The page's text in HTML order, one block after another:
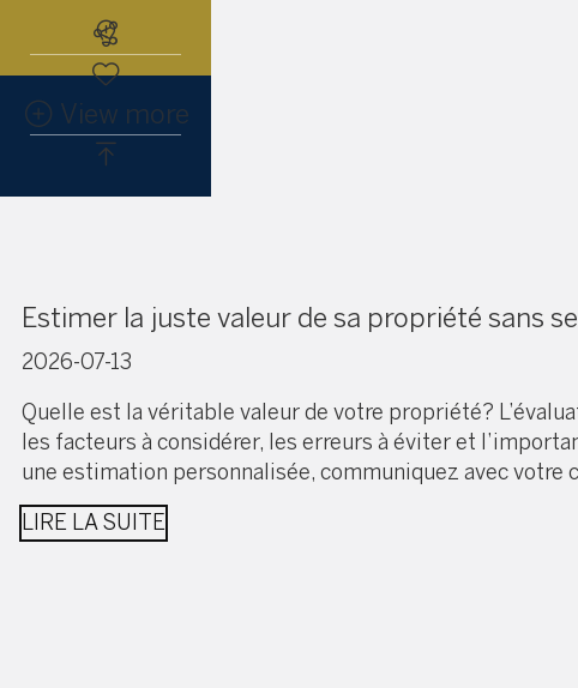
Estimer la juste valeur de sa propriété sans
2026-07-13
Quelle est la véritable valeur de votre propriété?
les facteurs à considérer, les erreurs à éviter et
une estimation personnalisée, communiquez avec votre
LIRE LA SUITE
View more